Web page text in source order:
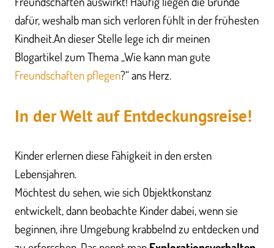
dafür, weshalb man sich verloren fühlt in der frühesten
Kindheit.An dieser Stelle lege ich dir meinen
Blogartikel zum Thema „Wie kann man gute
Freundschaften pflegen?“ ans Herz.
In der Welt auf Entdeckungsreise!
Kinder erlernen diese Fähigkeit in den ersten
Lebensjahren.
Möchtest du sehen, wie sich Objektkonstanz
entwickelt, dann beobachte Kinder dabei, wenn sie
beginnen, ihre Umgebung krabbelnd zu entdecken und